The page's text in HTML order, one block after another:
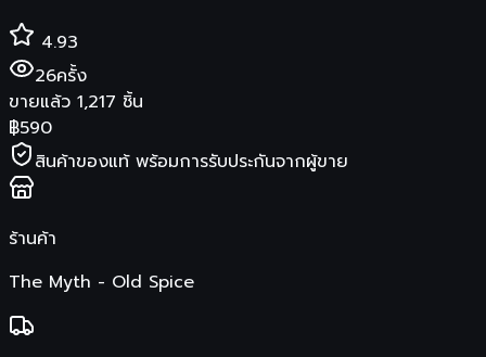
4.93
26ครั้ง
ขายแล้ว 1,217 ชิ้น
฿590
สินค้าของแท้ พร้อมการรับประกันจากผู้ขาย
ร้านค้า
The Myth - Old Spice